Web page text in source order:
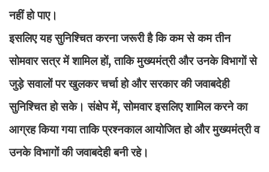
नहीं हो पाए।
इसलिए यह सुनिश्चित करना जरूरी है कि कम से कम तीन
सोमवार सत्र में शामिल हों, ताकि मुख्यमंत्री और उनके विभागों से
जुड़े सवालों पर खुलकर चर्चा हो और सरकार की जवाबदेही
सुनिश्चित हो सके। संक्षेप में, सोमवार इसलिए शामिल करने का
आग्रह किया गया ताकि प्रश्नकाल आयोजित हो और मुख्यमंत्री व
उनके विभागों की जवाबदेही बनी रहे।